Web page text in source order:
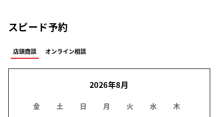
スピード予約
店頭商談 オンライン相談
2026年8月
金 土 日 月 火 水 木